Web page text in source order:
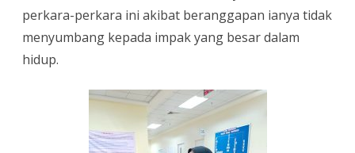
kelihatan
namun
berimpak
besar
perkara-perkara ini akibat beranggapan ianya tidak
menyumbang kepada impak yang besar dalam
hidup.